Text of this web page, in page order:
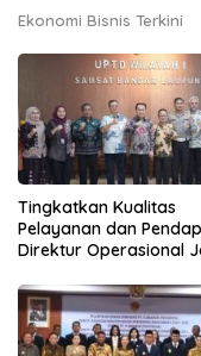
Ekonomi Bisnis Terkini
Tingkatkan Kualitas
Pelayanan dan
Direktur Operasional Jasa
di Lampung dan Tinjau
Samsat Rajabasa